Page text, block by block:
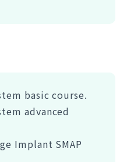
basic course.
advanced
Implant SMAP